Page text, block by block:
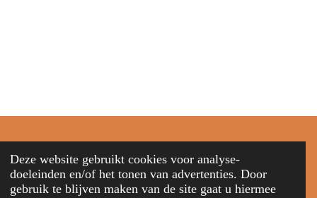
Deze website gebruikt cookies voor analyse-
doeleinden en/of het tonen van advertenties. Door
gebruik te blijven maken van de site gaat u hiermee
© 2021 - 2026 Gitz Gifts
Powered byJouwWeb